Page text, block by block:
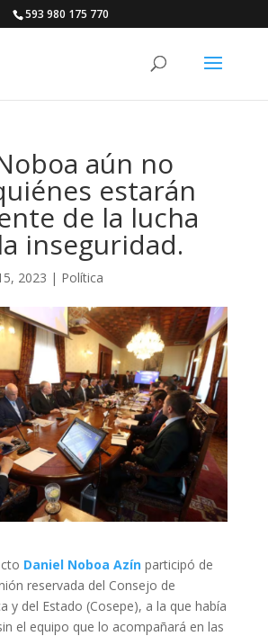
593 980 175 770
aún no
estarán
de la lucha
inseguridad.
2023 | Política
Daniel Noboa Azín participó de
reservada del Consejo de
y del Estado (Cosepe), a la que había
el equipo que lo acompañará en las